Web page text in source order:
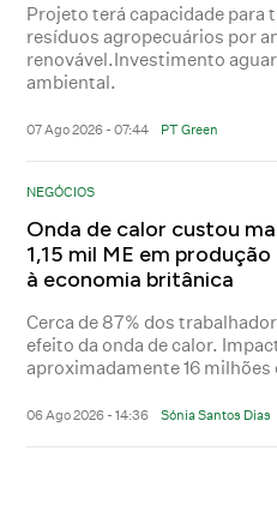
Projeto terá capacidade para
resíduos agropecuários por
renovável.Investimento
ambiental.
07 Ago 2026 - 07:44 PT Green
NEGÓCIOS
Onda de calor custou
1,15 mil ME em
à economia britânica
Cerca de 87% dos
efeito da onda de calor.
aproximadamente 16 milhões
06 Ago 2026 - 14:36 Sónia Santos Dias